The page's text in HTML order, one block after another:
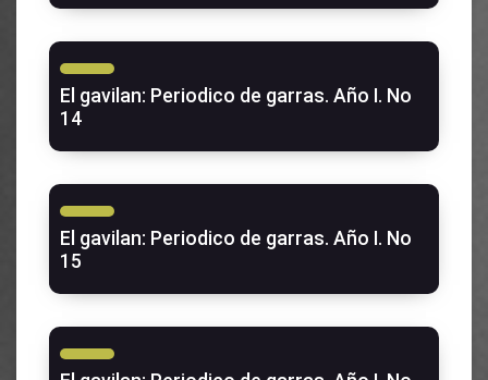
El gavilan: Periodico de garras. Año I. No
14
El gavilan: Periodico de garras. Año I. No
15